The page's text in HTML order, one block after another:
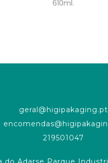
610ml.
geral@higipakaging.pt
219501047